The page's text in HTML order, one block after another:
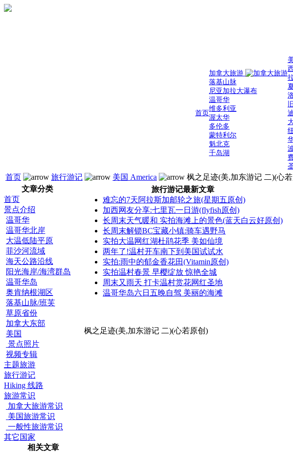
首页
加拿大旅游
落基山脉
尼亚加拉大瀑布
温哥华
维多利亚
渥太华
多伦多
蒙特利尔
魁北克
千岛湖
首页 旅行游记 美国 America 枫之足迹(美,加东游记 二)(心
文章分类
首页
景点介绍
温哥华
温哥华北岸
大温低陆平原
菲沙河流域
海天公路沿线
阳光海岸/海湾群岛
温哥华岛
奥肯纳根湖区
落基山脉/班芙
草原省份
加拿大东部
美国
景点照片
视频专辑
主题旅游
旅行游记
Hiking 线路
旅游常识
加拿大旅游常识
美国旅游常识
一般性旅游常识
其它国家
相关文章
旅行游记最新文章
难忘的7天阿拉斯加邮轮之旅(星期五原创)
加西网友分享:七里瓦一日游(flyfish原创)
长周末天气暖和 实拍海滩上的景色(蓝天白云好原创)
长周末解锁BC宝藏小镇:骑车遇野马
实拍大温网红湖杜鹃花季 美如仙境
两年了!温村开车南下到美国试试水
实拍:雨中的郁金香花田(Vitamin原创)
实拍温村春景 早樱绽放 惊艳全城
周末又雨天 打卡温村赏花网红圣地
温哥华岛六日五晚自驾 美丽的海滩
枫之足迹(美,加东游记 二)(心若原创)